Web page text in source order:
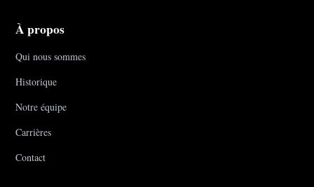
À propos
Qui nous sommes
Historique
Notre équipe
Carrières
Contact